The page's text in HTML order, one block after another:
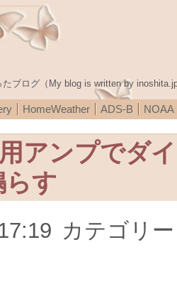
たブログ（My blog is written by
HomeWeather ADS-B NOAA
アンプでダ
らす
カテゴリ